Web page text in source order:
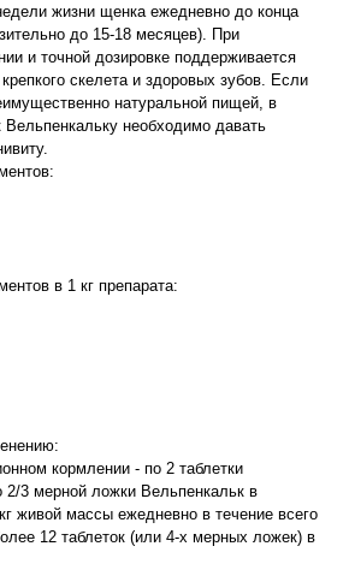
жизни щенка ежедневно до конца
до 15-18 месяцев). При
и точной дозировке поддерживается
скелета и здоровых зубов. Если
натуральной пищей, в
Вельпенкальку необходимо давать
в 1 кг препарата:
кормлении - по 2 таблетки
2/3 мерной ложки Вельпенкальк в
живой массы ежедневно в течение всего
12 таблеток (или 4-х мерных ложек) в